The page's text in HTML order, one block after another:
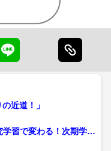
近道！」
学習で変わる！次期学習